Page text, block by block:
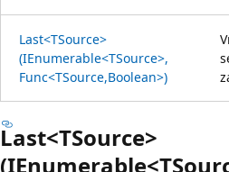
Last<TSource>
(IEnumerable<TSource>,
Func<TSource,Boolean>)
Last<TSource>